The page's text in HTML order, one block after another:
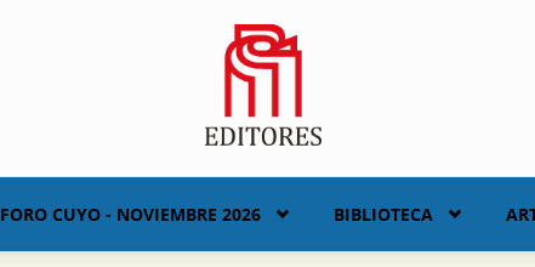
FORO CUYO - NOVIEMBRE 2026 BIBLIOTECA